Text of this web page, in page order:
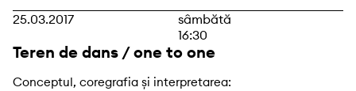
25.03.2017
sâmbătă
16:30
Teren de dans / one to one
Conceptul, coregrafia și interpretarea: